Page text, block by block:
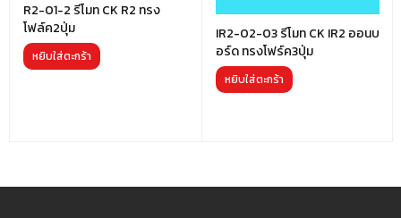
R2-01-2 รีโมท CK R2 ทรง
โฟล์ค2ปุ่ม
หยิบใส่ตะกร้า
IR2-02-03 รีโมท CK IR2 ออนบ
อร์ด ทรงโฟร์ค3ปุ่ม
หยิบใส่ตะกร้า